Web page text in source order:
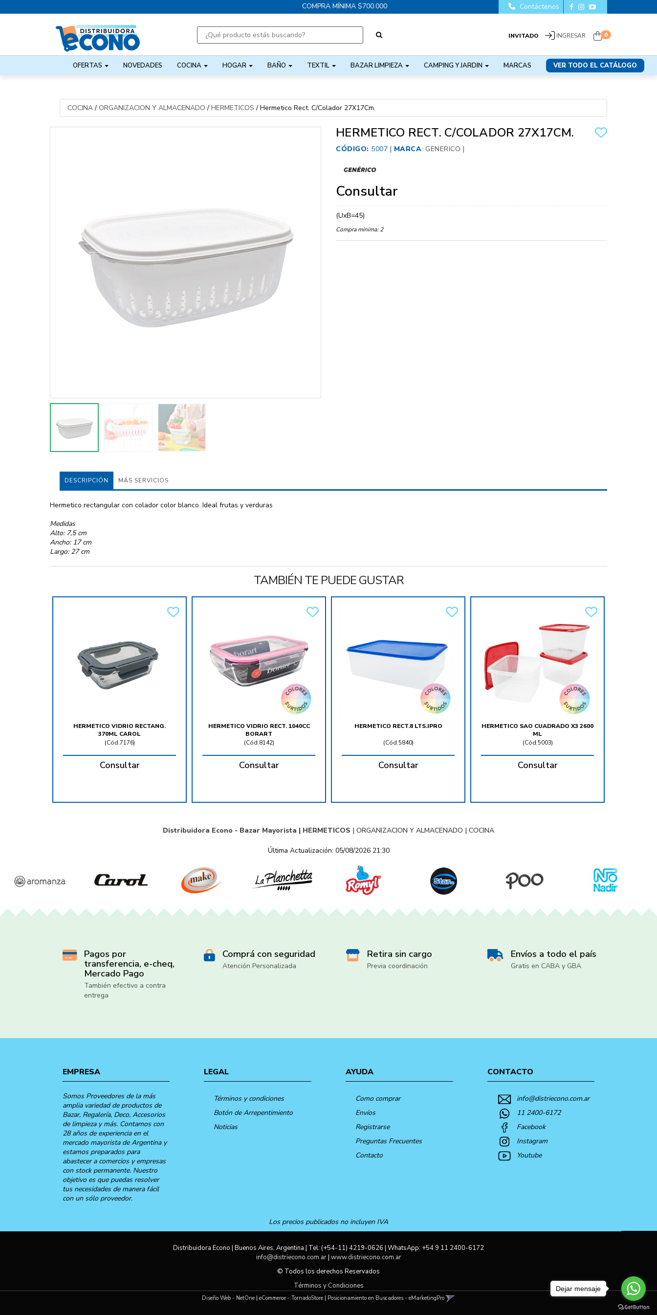
COMPRA MÍNIMA $700.000
INVITADO INGRESAR 0
OFERTAS NOVEDADES COCINA HOGAR BAÑO TEXTIL BAZAR LIMPIEZA CAMPING Y JARDIN MARCAS VER TODO EL CATÁLOGO
Contáctenos
COCINA/ ORGANIZACION Y ALMACENADO / HERMETICOS / Hermetico Rect. C/Colador 27X17Cm.
HERMETICO RECT. C/COLADOR 27X17CM.
CÓDIGO: 5007 | MARCA: GENERICO |
Consultar
(UxB=45)
Compra mínima: 2
DESCRIPCIÓN MÁS SERVICIOS
Hermetico rectangular con colador color blanco. Ideal frutas y verduras
Medidas
Alto: 7,5 cm
Ancho: 17 cm
Largo: 27 cm
TAMBIÉN TE PUEDE GUSTAR
HERMETICO VIDRIO RECTANG.
370ML CAROL
(Cód.7176)
Consultar
HERMETICO VIDRIO RECT. 1040CC
BORART
(Cód.8142)
Consultar
HERMETICO RECT.8 LTS.IPRO
(Cód.5840)
Consultar
HERMETICO SAO CUADRADO X3 2600
ML
(Cód.5003)
Consultar
Distribuidora Econo - Bazar Mayorista | HERMETICOS | ORGANIZACION Y ALMACENADO | COCINA
Última Actualización: 05/08/2026 21:30
Pagos por
transferencia, e-cheq,
Mercado Pago
También efectivo a contra
entrega
Comprá con seguridad
Atención Personalizada
Retira sin cargo
Previa coordinación
Envíos a todo el país
Gratis en CABA y GBA
EMPRESA
Somos Proveedores de la más
amplia variedad de productos de
Bazar, Regalería, Deco, Accesorios
de limpieza y más. Contamos con
28 años de experiencia en el
mercado mayorista de Argentina y
estamos preparados para
abastecer a comercios y empresas
con stock permanente. Nuestro
objetivo es que puedas resolver
tus necesidades de manera fácil
con un sólo proveedor.
LEGAL
Términos y condiciones
Botón de Arrepentimiento
Noticias
AYUDA
Como comprar
Envíos
Registrarse
Preguntas Frecuentes
Contacto
CONTACTO
info@distriecono.com.ar
11 2400-6172
Facebook
Instagram
Youtube
Los precios publicados no incluyen IVA
Distribuidora Econo | Buenos Aires, Argentina | Tel: (+54-11) 4219-0626 | WhatsApp: +54 9 11 2400-6172
info@distriecono.com.ar| www.distriecono.com.ar
© Todos los derechos Reservados
Términos y Condiciones
Diseño Web - NetOne | eCommerce - TornadoStore | Posicionamiento en Buscadores - eMarketingPro
Dejar mensaje